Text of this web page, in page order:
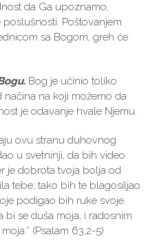
da Ga upoznamo,
Poštovanjem
sa Bogom, greh će
Bog je učinio toliko
načina na koji možemo da
je odavanje hvale Njemu.
ovu stranu duhovnog
u svetninji, da bih video
je dobrota tvoja bolja od
tebe; tako bih te blagosiljao
podigao bih ruke svoje.
bi se duša moja, i radosnim
(Psalam 63,2-5)